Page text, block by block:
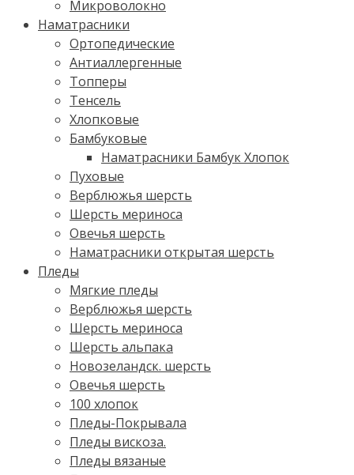
Микроволокно
Наматрасники
Ортопедические
Антиаллергенные
Топперы
Тенсель
Хлопковые
Бамбуковые
Наматрасники Бамбук Хлопок
Пуховые
Верблюжья шерсть
Шерсть мериноса
Овечья шерсть
Наматрасники открытая шерсть
Пледы
Мягкие пледы
Верблюжья шерсть
Шерсть мериноса
Шерсть альпака
Новозеландск. шерсть
Овечья шерсть
100 хлопок
Пледы-Покрывала
Пледы вискоза.
Пледы вязаные